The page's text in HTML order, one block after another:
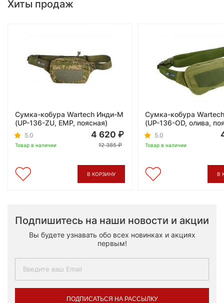
Хиты продаж
Сумка-кобура Wartech Инди-М
(UP-136-ZU, ЕМР, поясная)
5.0
Товар в наличии
4 620
12 385
В КОРЗИНУ
Сумка-кобура
(UP-136-OD, олива,
5.0
Товар в наличии
В
Подпишитесь на наши новости и акции
Вы будете узнавать обо всех новинках и акциях
первым!
ПОДПИСАТЬСЯ НА РАССЫЛКУ